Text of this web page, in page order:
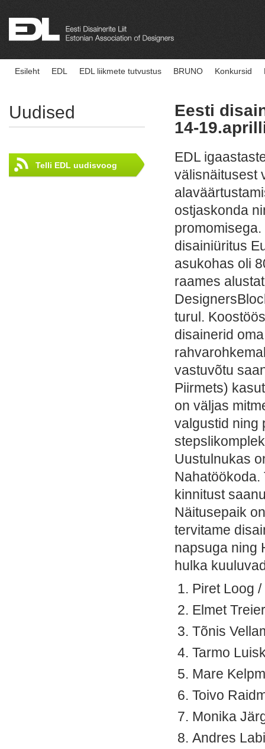
Esileht EDL EDL liikmete tutvustus BRUNO Konkursid
Uudised
Telli EDL uudisvoog
Eesti
14-
EDL
välisnäitusest
ostjaskonda
disainiüritus
asukohas oli
raames
turul.
disainerid
vastuvõtu
Piirmets)
on väljas
valgustid ning
Uustulnukas
kinnitust
Näitusepaik
tervitame
napsuga ning
hulka
Piret Loog
Elmet
Tõnis
Tarmo
Mare
Toivo
Monika
Andres